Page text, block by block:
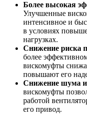
Более высокая
Улучшенные
интенсивное и
в условиях
нагрузках.
Снижение риска
более
вискомуфты
повышают его
Снижение шума и
вискомуфты
работой
его привод.